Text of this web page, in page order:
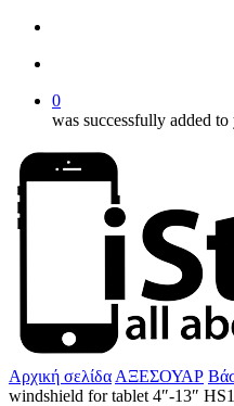
0
was successfully added to
Αρχική σελίδα ΑΞΕΣΟΥΑΡ
windshield for tablet 4″-13″